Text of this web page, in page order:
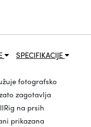
SPECIFIKACIJE
fotografsko
zagotavlja
na prsih
prikazana